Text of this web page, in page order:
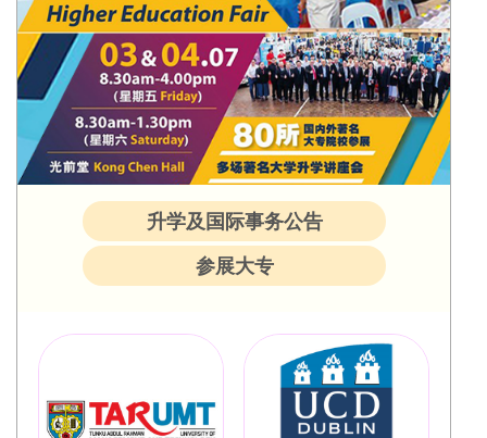
升学及国际事务公告
参展大专